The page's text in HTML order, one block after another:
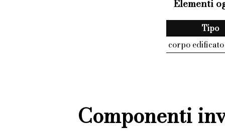
Elementi
Tipo
corpo edificato
Componenti